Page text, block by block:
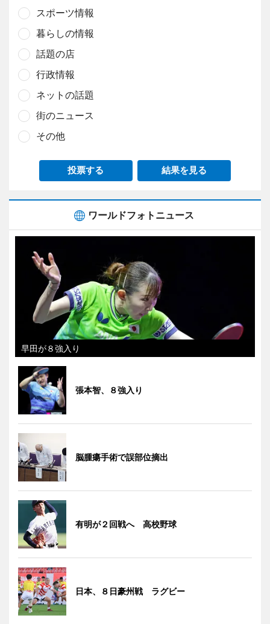
スポーツ情報
暮らしの情報
話題の店
行政情報
ネットの話題
街のニュース
その他
投票する 結果を見る
ワールドフォトニュース
早田が８強入り
張本智、８強入り
脳腫瘍手術で誤部位摘出
有明が２回戦へ 高校野球
日本、８日豪州戦 ラグビー